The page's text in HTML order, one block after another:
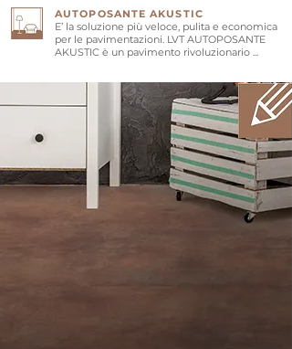
AUTOPOSANTE AKUSTIC
E’ la soluzione più veloce, pulita e economica
per le pavimentazioni. LVT AUTOPOSANTE
AKUSTIC è un pavimento rivoluzionario ...